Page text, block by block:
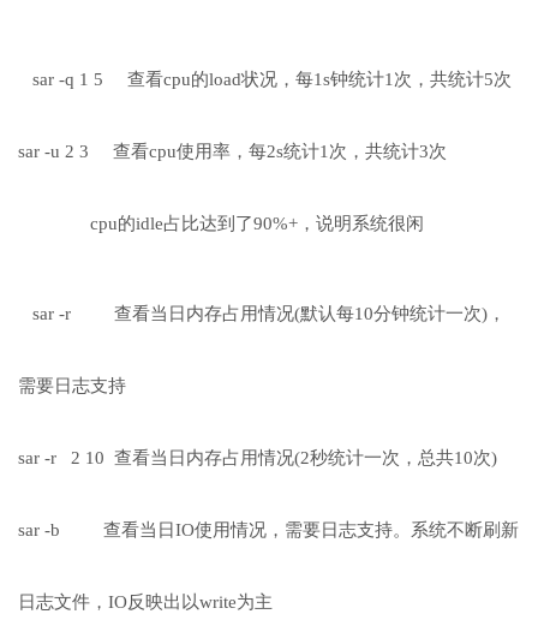
sar -q 1 5 查看cpu的load状况，每1s钟统计1次，共统计5次
sar -u 2 3 查看cpu使用率，每2s统计1次，共统计3次
cpu的idle占比达到了90%+，说明系统很闲
sar -r 查看当日内存占用情况(默认每10分钟统计一次)，
需要日志支持
sar -r 2 10 查看当日内存占用情况(2秒统计一次，总共10次)
sar -b 查看当日IO使用情况，需要日志支持。系统不断刷新
日志文件，IO反映出以write为主